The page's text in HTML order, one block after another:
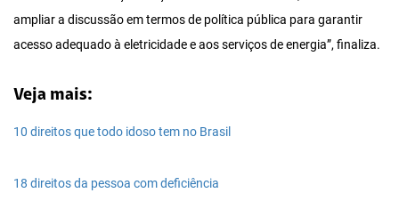
ampliar a discussão em termos de política pública para garantir
acesso adequado à eletricidade e aos serviços de energia”, finaliza.
Veja mais:
10 direitos que todo idoso tem no Brasil
18 direitos da pessoa com deficiência